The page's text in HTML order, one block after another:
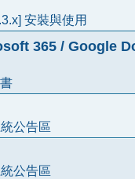
安裝與使用
365 / Google
公告區
公告區